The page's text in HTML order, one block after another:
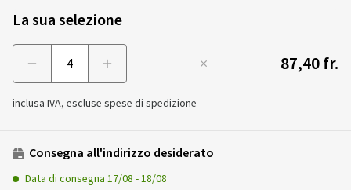
La sua selezione
87,40 fr.
inclusa IVA, escluse spese di spedizione
Consegna all'indirizzo desiderato
Data di consegna 17/08 -18/08